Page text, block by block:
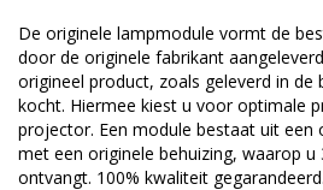
De originele lampmodule vormt de
door de originele fabrikant
origineel product, zoals geleverd in de
kocht. Hiermee kiest u voor optimale
projector. Een module bestaat uit een
met een originele behuizing, waarop u
ontvangt. 100% kwaliteit gegarandeerd.